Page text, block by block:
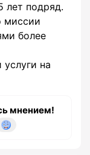
лет подряд.
миссии
более
на
мнением!